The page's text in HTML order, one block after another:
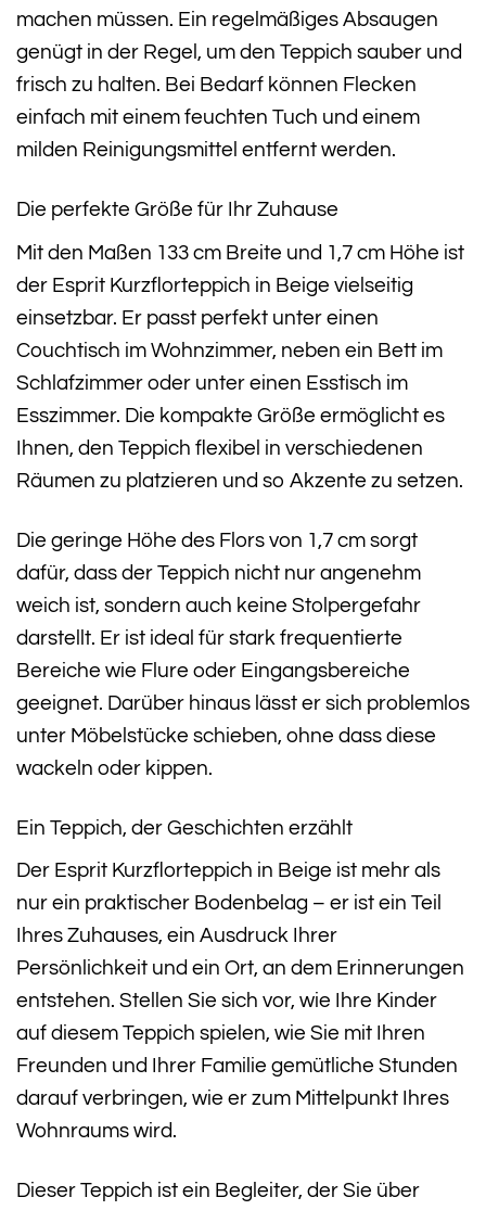
machen müssen. Ein regelmäßiges Absaugen
genügt in der Regel, um den Teppich sauber und
frisch zu halten. Bei Bedarf können Flecken
einfach mit einem feuchten Tuch und einem
milden Reinigungsmittel entfernt werden.
Die perfekte Größe für Ihr Zuhause
Mit den Maßen 133 cm Breite und 1,7 cm Höhe ist
der Esprit Kurzflorteppich in Beige vielseitig
einsetzbar. Er passt perfekt unter einen
Couchtisch im Wohnzimmer, neben ein Bett im
Schlafzimmer oder unter einen Esstisch im
Esszimmer. Die kompakte Größe ermöglicht es
Ihnen, den Teppich flexibel in verschiedenen
Räumen zu platzieren und so Akzente zu setzen.
Die geringe Höhe des Flors von 1,7 cm sorgt
dafür, dass der Teppich nicht nur angenehm
weich ist, sondern auch keine Stolpergefahr
darstellt. Er ist ideal für stark frequentierte
Bereiche wie Flure oder Eingangsbereiche
geeignet. Darüber hinaus lässt er sich problemlos
unter Möbelstücke schieben, ohne dass diese
wackeln oder kippen.
Ein Teppich, der Geschichten erzählt
Der Esprit Kurzflorteppich in Beige ist mehr als
nur ein praktischer Bodenbelag – er ist ein Teil
Ihres Zuhauses, ein Ausdruck Ihrer
Persönlichkeit und ein Ort, an dem Erinnerungen
entstehen. Stellen Sie sich vor, wie Ihre Kinder
auf diesem Teppich spielen, wie Sie mit Ihren
Freunden und Ihrer Familie gemütliche Stunden
darauf verbringen, wie er zum Mittelpunkt Ihres
Wohnraums wird.
Dieser Teppich ist ein Begleiter, der Sie über